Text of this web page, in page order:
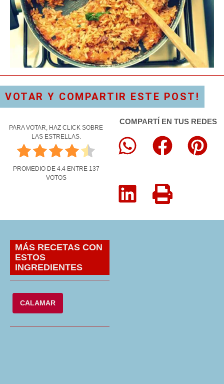
VOTAR Y COMPARTIR ESTE POST!
PARA VOTAR, HAZ CLICK SOBRE
LAS ESTRELLAS.
PROMEDIO DE 4.4ENTRE 137
VOTOS
COMPARTÍ EN TUS REDES
MÁS RECETAS CON
ESTOS
INGREDIENTES
CALAMAR